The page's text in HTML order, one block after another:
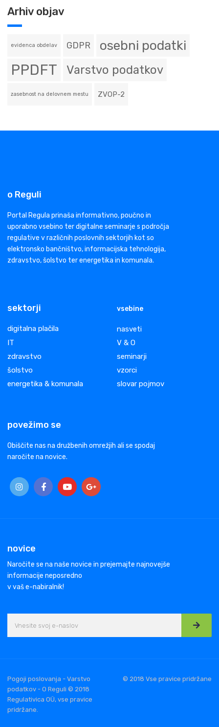
Arhiv objav
evidenca obdelav GDPR osebni podatki
PPDFT Varstvo podatkov
zasebnost na delovnem mestu ZVOP-2
o Reguli
Portal Regula prinaša informativno, poučno in
uporabno vsebino ter digitalne seminarje s področja
regulative v različnih poslovnih sektorjih kot so
elektronsko bančništvo, informacijska tehnologija,
zdravstvo, šolstvo ter energetika in komunala.
sektorji
digitalna plačila
IT
zdravstvo
šolstvo
energetika & komunala
vsebine
nasveti
V & O
seminarji
vzorci
slovar pojmov
povežimo se
Obiščite nas na družbenih omrežjih ali se spodaj
naročite na novice.
novice
Naročite se na naše novice in prejemajte najnovejše
informacije neposredno
v vaš e-nabiralnik!
Pogoji poslovanja - Varstvo
podatkov - O Reguli © 2018
Regulativica OÜ, vse pravice
pridržane.
© 2018 Vse pravice pridržane